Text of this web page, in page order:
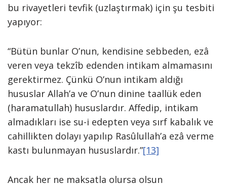
bu rivayetleri tevfik (uzlaştırmak) için şu tesbiti
yapıyor:
“Bütün bunlar O’nun, kendisine sebbeden, ezâ
veren veya tekzîb edenden intikam almamasını
gerektirmez. Çünkü O’nun intikam aldığı
hususlar Allah’a ve O’nun dinine taallük eden
(haramatullah) hususlardır. Affedip, intikam
almadıkları ise su-i edepten veya sırf kabalık ve
cahillikten dolayı yapılıp Rasûlullah’a ezâ verme
kastı bulunmayan hususlardır.”[13]
Ancak her ne maksatla olursa olsun